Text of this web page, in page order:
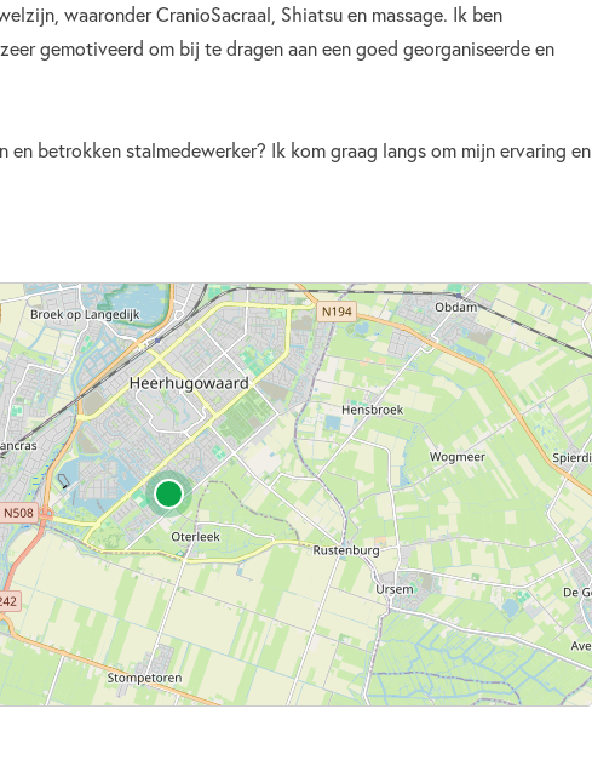
waaronder CranioSacraal, Shiatsu en massage. Ik ben
gemotiveerd om bij te dragen aan een goed georganiseerde en
en betrokken stalmedewerker? Ik kom graag langs om mijn ervaring en